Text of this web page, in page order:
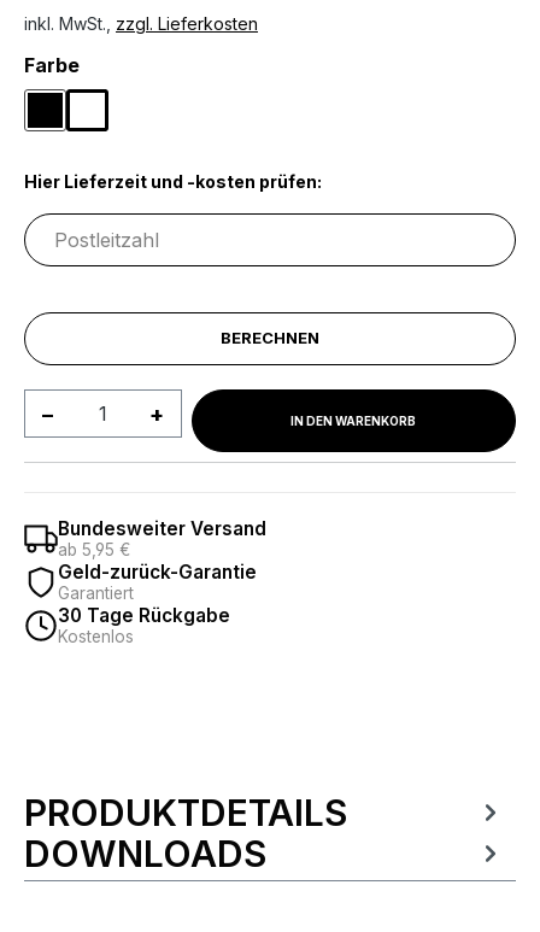
inkl. MwSt., zzgl. Lieferkosten
Farbeauswählen
Schwarz
Weiß
Hier Lieferzeit und -kosten prüfen:
BERECHNEN
Produkt Anzahl: Gib denIN DEN WARENKORB
Bundesweiter Versand
ab 5,95 €
Geld-zurück-Garantie
Garantiert
30 Tage Rückgabe
Kostenlos
Produktinformationen
PRODUKTDETAILS
DOWNLOADS